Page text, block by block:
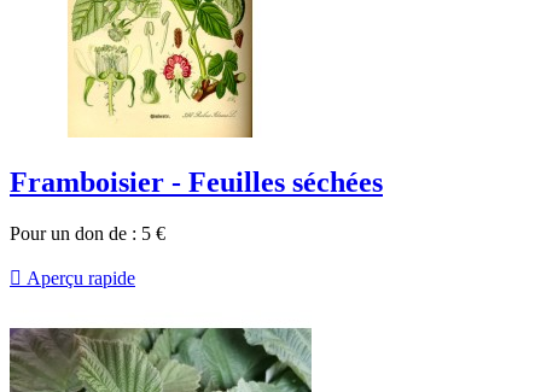
Framboisier - Feuilles séchées
Pour un don de : 5 €
 Aperçu rapide